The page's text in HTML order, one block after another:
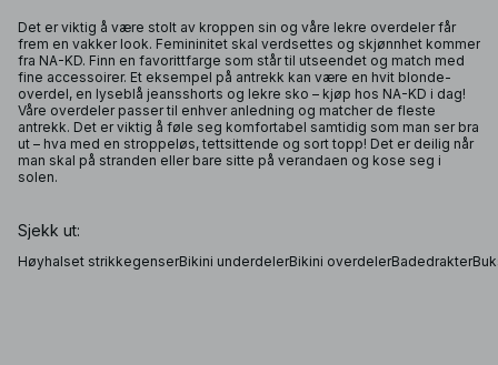
Det er viktig å være stolt av kroppen sin og våre lekre overdeler får
frem en vakker look. Femininitet skal verdsettes og skjønnhet kommer
fra NA-KD. Finn en favorittfarge som står til utseendet og match med
fine accessoirer. Et eksempel på antrekk kan være en hvit blonde-
overdel, en lyseblå jeansshorts og lekre sko – kjøp hos NA-KD i dag!
Våre overdeler passer til enhver anledning og matcher de fleste
antrekk. Det er viktig å føle seg komfortabel samtidig som man ser bra
ut – hva med en stroppeløs, tettsittende og sort topp! Det er deilig når
man skal på stranden eller bare sitte på verandaen og kose seg i
solen.
Sjekk ut:
Høyhalset strikkegenserBikini underdelerBikini overdelerBadedrakter